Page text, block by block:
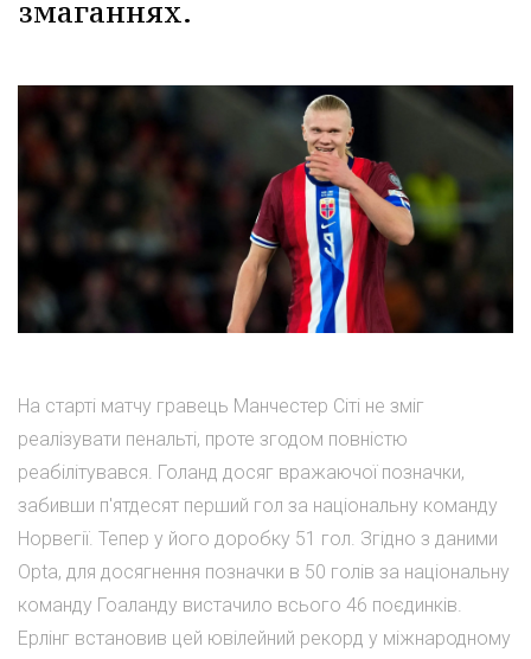
змаганнях.
На старті матчу гравець Манчестер Сіті не зміг
реалізувати пенальті, проте згодом повністю
реабілітувався. Голанд досяг вражаючої позначки,
забивши п'ятдесят перший гол за національну команду
Норвегії. Тепер у його доробку 51 гол. Згідно з даними
Opta, для досягнення позначки в 50 голів за національну
команду Гоаланду вистачило всього 46 поєдинків.
Ерлінг встановив цей ювілейний рекорд у міжнародному